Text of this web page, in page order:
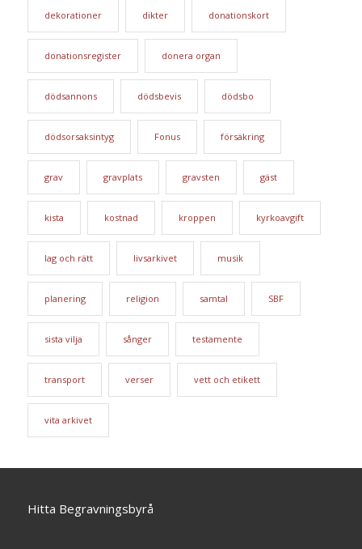
dekorationer dikter donationskort
donationsregister donera organ
dödsannons dödsbevis dödsbo
dödsorsaksintyg Fonus försäkring
grav gravplats gravsten gäst
kista kostnad kroppen kyrkoavgift
lag och rätt livsarkivet musik
planering religion samtal SBF
sista vilja sånger testamente
transport verser vett och etikett
vita arkivet
Hitta Begravningsbyrå